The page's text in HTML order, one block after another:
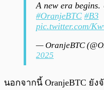
A new era begins.
#OranjeBTC #B3
pic.twitter.com/
— OranjeBTC
2025
นอกจากนี้ OranjeBTC ยั